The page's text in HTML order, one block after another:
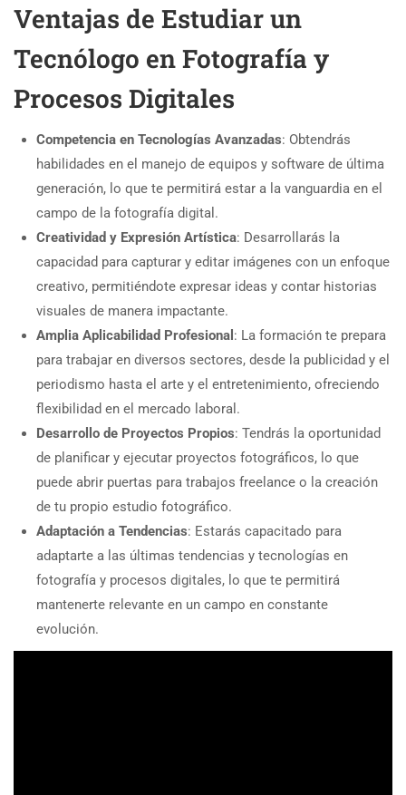
Ventajas de Estudiar un
Tecnólogo en Fotografía y
Procesos Digitales
Competencia en Tecnologías Avanzadas: Obtendrás
habilidades en el manejo de equipos y software de última
generación, lo que te permitirá estar a la vanguardia en el
campo de la fotografía digital.
Creatividad y Expresión Artística: Desarrollarás la
capacidad para capturar y editar imágenes con un enfoque
creativo, permitiéndote expresar ideas y contar historias
visuales de manera impactante.
Amplia Aplicabilidad Profesional : La formación te prepara
para trabajar en diversos sectores, desde la publicidad y el
periodismo hasta el arte y el entretenimiento, ofreciendo
flexibilidad en el mercado laboral.
Desarrollo de Proyectos Propios: Tendrás la oportunidad
de planificar y ejecutar proyectos fotográficos, lo que
puede abrir puertas para trabajos freelance o la creación
de tu propio estudio fotográfico.
Adaptación a Tendencias: Estarás capacitado para
adaptarte a las últimas tendencias y tecnologías en
fotografía y procesos digitales, lo que te permitirá
mantenerte relevante en un campo en constante
evolución.